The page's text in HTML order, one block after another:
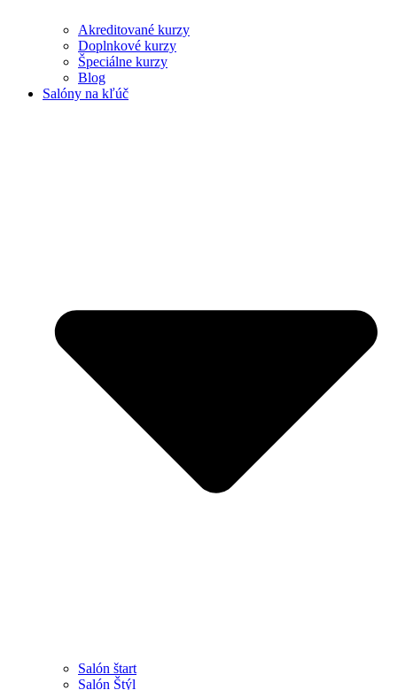
Akreditované kurzy
Doplnkové kurzy
Špeciálne kurzy
Blog
Salóny na kľúč
Salón štart
Salón Štýl